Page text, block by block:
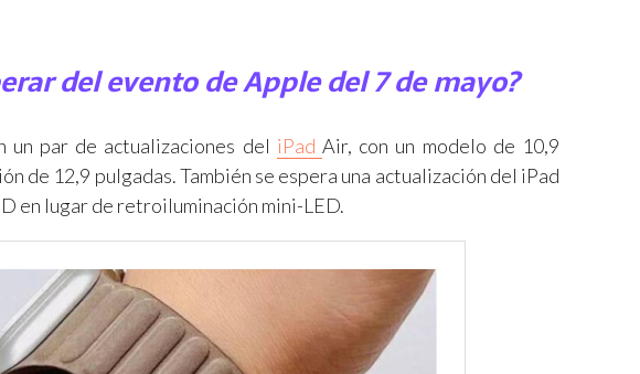
del evento de Apple del 7 de mayo?
un par de actualizaciones del iPadAir, con un modelo de 10,9
de 12,9 pulgadas. También se espera una actualización del iPad
en lugar de retroiluminación mini-LED.